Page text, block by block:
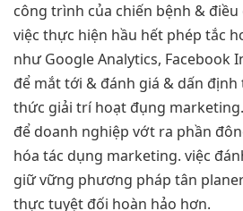
công trình của chiến bệnh &
việc thực hiện hầu hết phép tắc
như Google Analytics, Facebook
để mắt tới & đánh giá & dấn
thức giải trí hoạt đụng
để doanh nghiệp vớt ra phần
hóa tác dụng marketing. việc
giữ vững phương pháp tân
thực tuyệt đối hoàn hảo hơn.